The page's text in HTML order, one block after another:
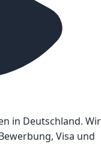
in Deutschland. Wir
Visa und